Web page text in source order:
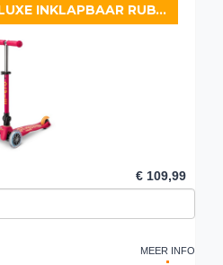
MINI MICRO STEP DELUXE INKLAPBAAR RUBY RED
€ 109,99
MEER INFO